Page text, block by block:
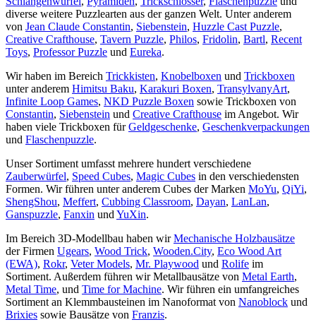
diverse weitere Puzzlearten aus der ganzen Welt. Unter anderem
von Jean Claude Constantin, Siebenstein, Huzzle Cast Puzzle,
Creative Crafthouse, Tavern Puzzle, Philos, Fridolin, Bartl, Recent
Toys, Professor Puzzle und Eureka.
Wir haben im Bereich Trickkisten, Knobelboxen und Trickboxen
unter anderem Himitsu Baku, Karakuri Boxen, TransylvanyArt,
Infinite Loop Games, NKD Puzzle Boxen sowie Trickboxen von
Constantin, Siebenstein und Creative Crafthouse im Angebot. Wir
haben viele Trickboxen fürGeldgeschenke, Geschenkverpackungen
und Flaschenpuzzle.
Unser Sortiment umfasst mehrere hundert verschiedene
Zauberwürfel, Speed Cubes, Magic Cubes in den verschiedensten
Formen. Wir führen unter anderem Cubes der Marken MoYu, QiYi,
ShengShou, Meffert, Cubbing Classroom, Dayan, LanLan,
Ganspuzzle, Fanxin und YuXin.
Im Bereich 3D-Modellbau haben wirMechanische Holzbausätze
der Firmen Ugears, Wood Trick, Wooden.City, Eco Wood Art
(EWA), Rokr, Veter Models, Mr. Playwood und Rolife im
Sortiment. Außerdem führen wir Metallbausätze von Metal Earth,
Metal Time, und Time for Machine. Wir führen ein umfangreiches
Sortiment an Klemmbausteinen im Nanoformat von Nanoblock und
Brixies sowie Bausätze von Franzis.